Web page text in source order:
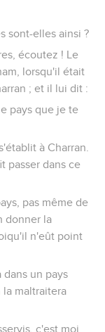
sont-elles ainsi ?
écoutez ! Le
lorsqu'il était
; et il lui dit :
pays que je te
à Charran.
passer dans ce
pas même de
donner la
n'eût point
dans un pays
maltraitera
c'est moi